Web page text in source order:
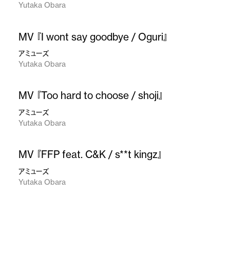
Yutaka Obara
MV 『I wont say goodbye / Oguri』
アミューズ
Yutaka Obara
MV 『Too hard to choose / shoji』
アミューズ
Yutaka Obara
MV 『FFP feat. C&K / s**t kingz』
アミューズ
Yutaka Obara